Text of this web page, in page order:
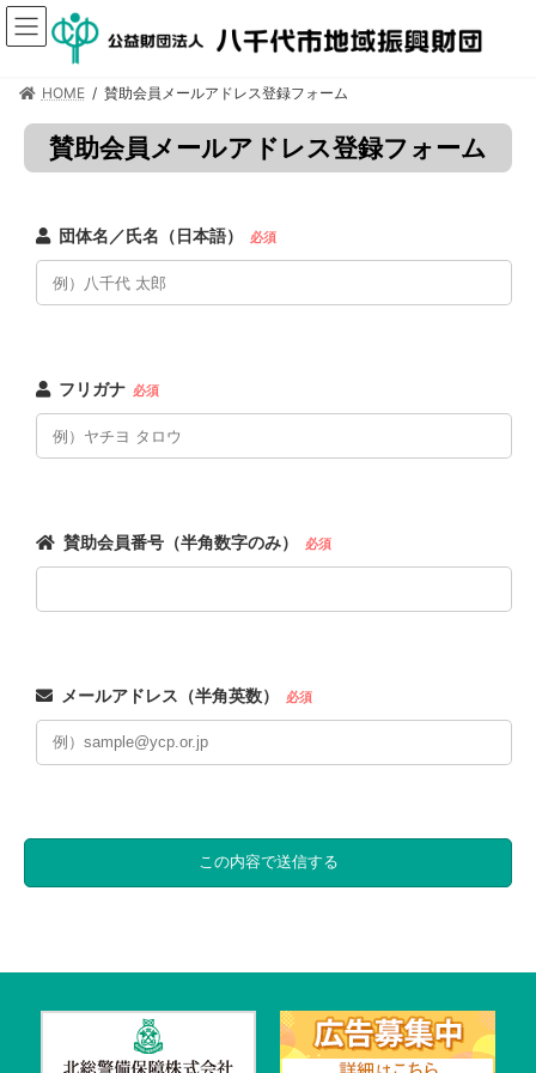
HOME 賛助会員メールアドレス登録フォーム
賛助会員メールアドレス登録フォーム
団体名／氏名（日本語） 必須
フリガナ 必須
賛助会員番号（半角数字のみ） 必須
メールアドレス（半角英数） 必須